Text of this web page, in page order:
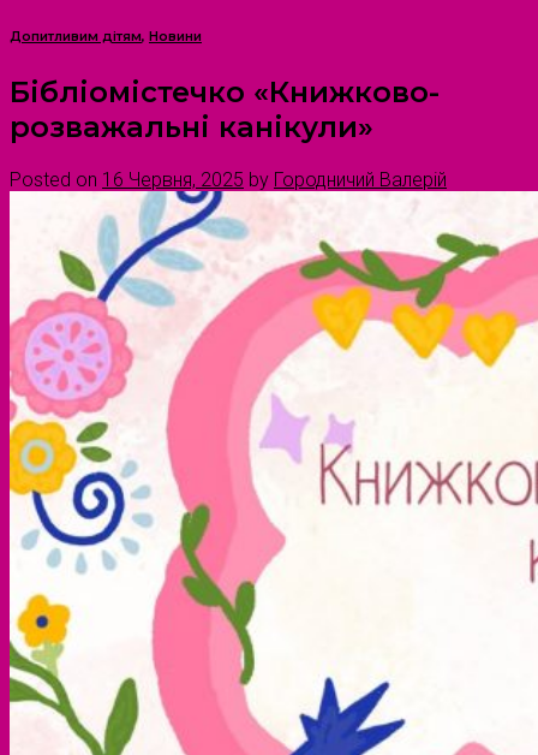
Допитливим дітям, Новини
Бібліомістечко «Книжково-
розважальні канікули»
Posted on 16 Червня, 2025 by Городничий Валерій